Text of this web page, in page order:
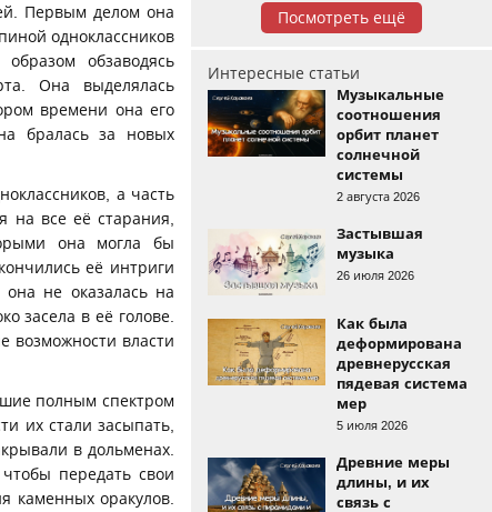
Первым делом она
одноклассников
обзаводясь
Она выделялась
времени она его
бралась за новых
а часть
все её старания,
она могла бы
её интриги
не оказалась на
засела в её голове.
возможности власти
полным спектром
их стали засыпать,
в дольменах.
передать свои
каменных оракулов.
Посмотреть ещё
Интересные статьи
Музыкальные
соотношения
орбит планет
солнечной
системы
2 августа 2026
Застывшая
музыка
26 июля 2026
Как была
деформирована
древнерусская
пядевая система
мер
5 июля 2026
Древние меры
длины, и их
связь с